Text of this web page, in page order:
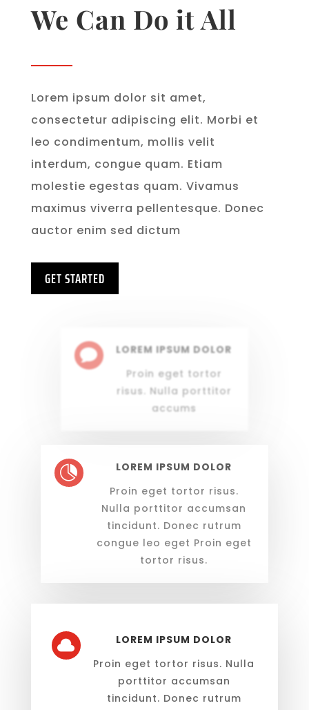
We Can Do it All
Lorem ipsum dolor sit amet,
consectetur adipiscing elit. Morbi et
leo condimentum, mollis velit
interdum, congue quam. Etiam
molestie egestas quam. Vivamus
maximus viverra pellentesque. Donec
auctor enim sed dictum
GET STARTED

LOREM IPSUM DOLOR
Proin eget tortor
risus. Nulla porttitor
accums

LOREM IPSUM DOLOR
Proin eget tortor risus.
Nulla porttitor accumsan
tincidunt. Donec rutrum
congue leo eget Proin eget
tortor risus.

LOREM IPSUM DOLOR
Proin eget tortor risus. Nulla
porttitor accumsan
tincidunt. Donec rutrum